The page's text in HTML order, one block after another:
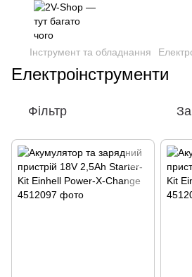
Інструмент та обладнання
Електроінструменти
Фільтр